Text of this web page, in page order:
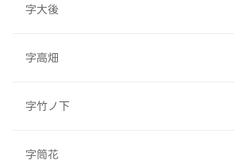
字大後
字高畑
字竹ノ下
字筒花